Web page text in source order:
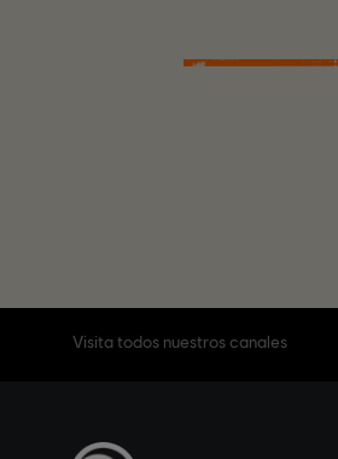
Visita todos nuestros canales